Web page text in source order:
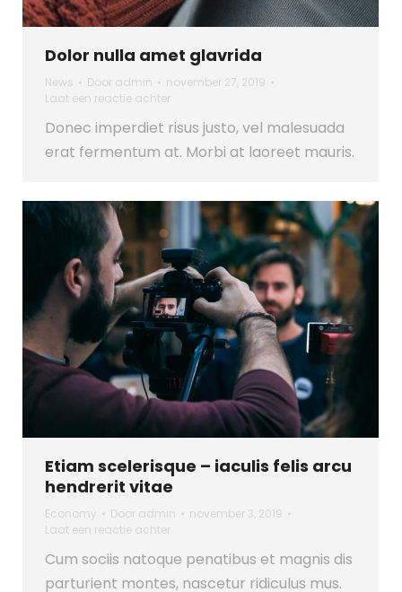
Dolor nulla amet glavrida
News Door admin
november 27, 2019
Laat een reactie achter
Donec imperdiet risus justo, vel malesuada
erat fermentum at. Morbi at laoreet mauris.
Etiam scelerisque – iaculis felis arcu
hendrerit vitae
Economy Door admin
november 3, 2019
Laat een reactie achter
Cum sociis natoque penatibus et magnis dis
parturient montes, nascetur ridiculus mus.